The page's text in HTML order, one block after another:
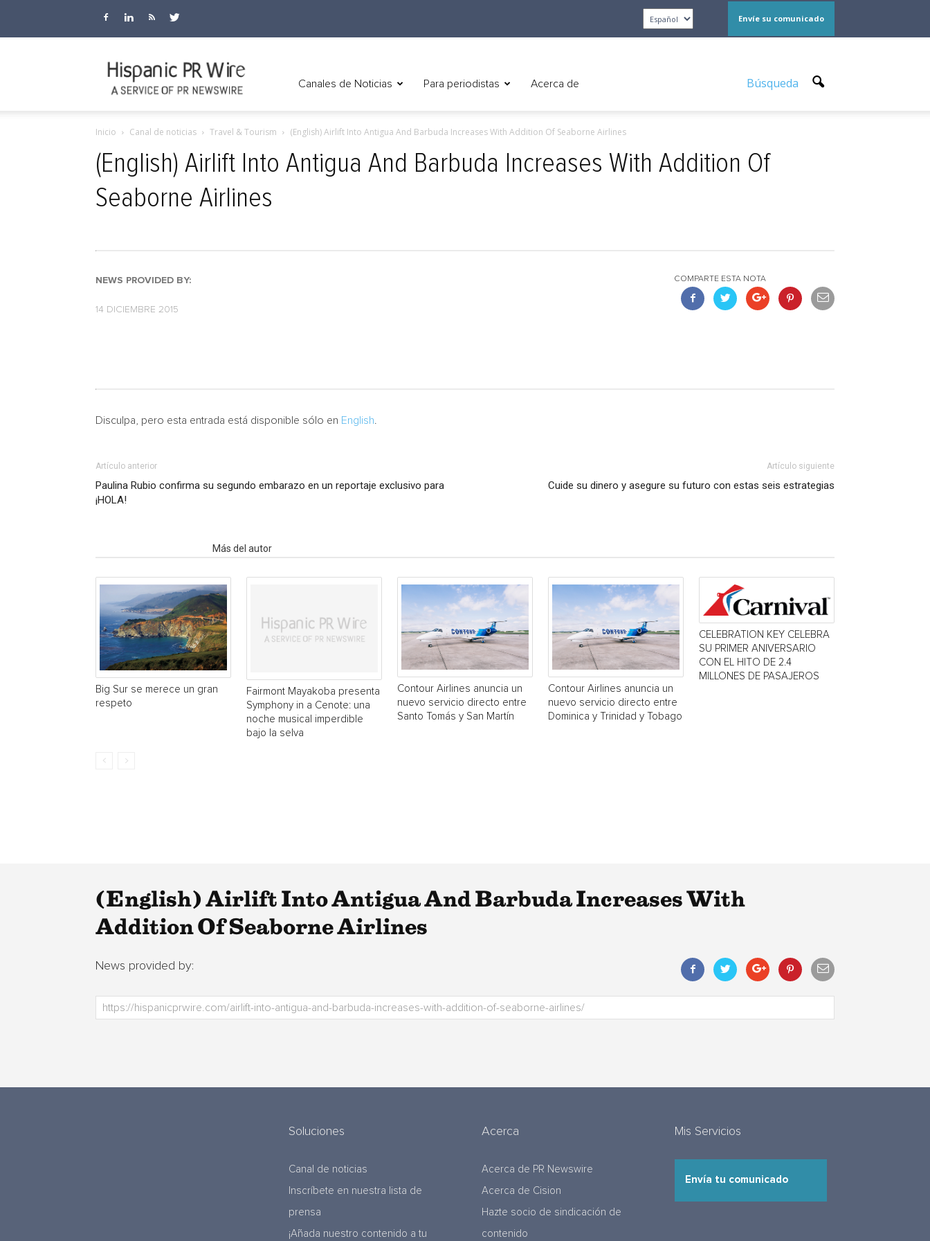
Envíe su comunicado
Canales de Noticias Para periodistas Acerca de Búsqueda
Inicio Canal de noticias Travel & Tourism (English) Airlift Into Antigua And Barbuda Increases With Addition Of Seaborne Airlines
(English) Airlift Into Antigua And Barbuda Increases With Addition Of
Seaborne Airlines
NEWS PROVIDED BY:
14 DICIEMBRE 2015
COMPARTE ESTA NOTA
Disculpa, pero esta entrada está disponible sólo en English
Artículo anterior
Paulina Rubio confirma su segundo embarazo en un reportaje exclusivo para
¡HOLA!
Artículo siguiente
Cuide su dinero y asegure su futuro con estas seis estrategias
Más del autor
Big Sur se merece un gran
respeto
Fairmont Mayakoba presenta
Symphony in a Cenote: una
noche musical imperdible
bajo la selva
Contour Airlines anuncia un
nuevo servicio directo entre
Santo Tomás y San Martín
Contour Airlines anuncia un
nuevo servicio directo entre
Dominica y Trinidad y Tobago
CELEBRATION KEY CELEBRA
SU PRIMER ANIVERSARIO
CON EL HITO DE 2.4
MILLONES DE PASAJEROS
(English) Airlift Into Antigua And Barbuda Increases With
Addition Of Seaborne Airlines
News provided by:
Soluciones
Canal de noticias
Inscríbete en nuestra lista de
prensa
¡Añada nuestro contenido a tu
Acerca
Acerca de PR Newswire
Acerca de Cision
Hazte socio de sindicación de
contenido
Mis Servicios
Envía tu comunicado